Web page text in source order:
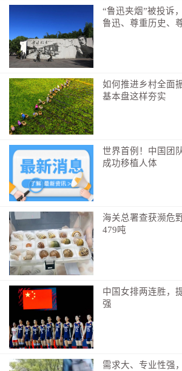
“鲁迅夹烟”被投诉
鲁迅、尊重历史、
如何推进乡村全面
基本盘这样夯实
世界首例！中国团
成功移植人体
海关总署查获濒危
479吨
中国女排两连胜，
强
需求大、专业性强